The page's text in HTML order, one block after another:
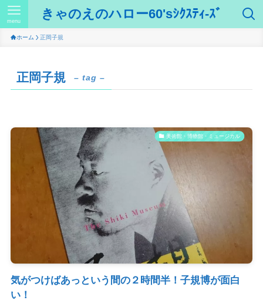
きゃのえのハロー60'sｼｸｽﾃｨ-ｽﾞ
menu
ホーム 正岡子規
正岡子規 – tag –
美術館・博物館・ミュージカル
気がつけばあっという間の２時間半！子規博が面白
い！